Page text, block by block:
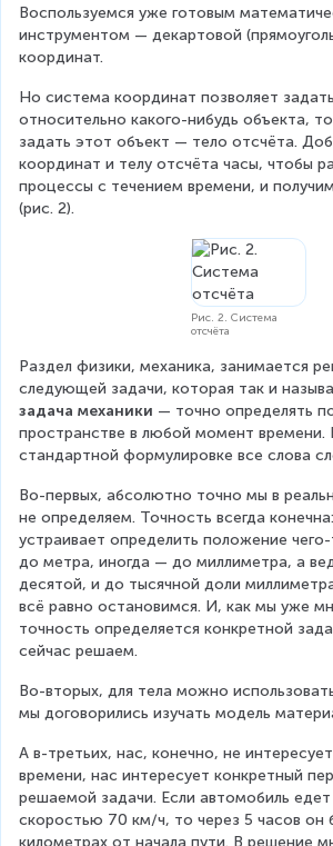
Воспользуемся уже готовым
инструментом — декартовой
координат.
Но система координат позволяет
относительно какого-нибудь объекта,
задать этот объект — тело отсчёта.
координат и телу отсчёта часы, чтобы
процессы с течением времени, и получим
(рис. 2).
Рис. 2. Система
отсчёта
Раздел физики, механика, занимается
следующей задачи, которая так и
задача механики — точно определять
пространстве в любой момент времени.
стандартной формулировке все слова
Во-первых, абсолютно точно мы в
не определяем. Точность всегда
устраивает определить положение
до метра, иногда — до миллиметра, а
десятой, и до тысячной доли
всё равно остановимся. И, как мы уже
точность определяется конкретной
сейчас решаем.
Во-вторых, для тела можно
мы договорились изучать модель
А в-третьих, нас, конечно, не
времени, нас интересует конкретный
решаемой задачи. Если автомобиль
скоростью 70 км/ч, то через 5 часов он
километрах от начала пути. В решение